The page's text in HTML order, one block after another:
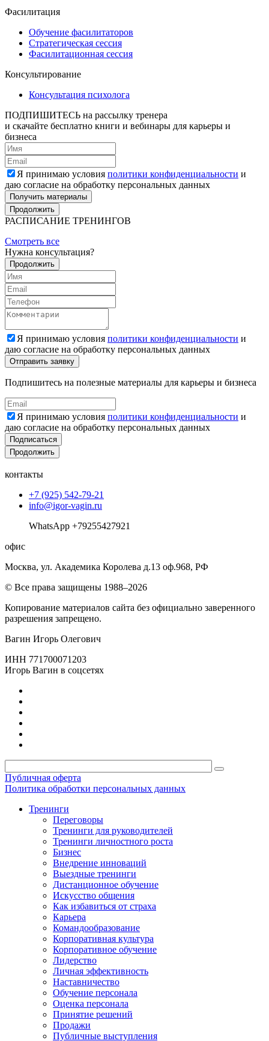
Фасилитация
Обучение фасилитаторов
Стратегическая сессия
Фасилитационная сессия
Консультирование
Консультация психолога
ПОДПИШИТЕСЬ на рассылку тренера
и скачайте бесплатно книги и вебинары для карьеры и
бизнеса
Я принимаю условия политики конфиденциальности и
даю согласие на обработку персональных данных
Получить материалы
Продолжить
РАСПИСАНИЕ ТРЕНИНГОВ
Смотреть все
Нужна консультация?
Продолжить
Я принимаю условия политики конфиденциальности и
даю согласие на обработку персональных данных
Подпишитесь на полезные материалы для карьеры и бизнеса
Я принимаю условия политики конфиденциальности и
даю согласие на обработку персональных данных
Подписаться
Продолжить
контакты
+7 (925) 542-79-21
info@igor-vagin.ru
WhatsApp +79255427921
офис
Москва, ул. Академика Королева д.13 оф.968, РФ
© Все права защищены 1988–2026
Копирование материалов сайта без официально заверенного
разрешения запрещено.
Вагин Игорь Олегович
ИНН 771700071203
Игорь Вагин в соцсетях
Публичная оферта
Политика обработки персональных данных
Тренинги
Переговоры
Тренинги для руководителей
Тренинги личностного роста
Бизнес
Внедрение инноваций
Выездные тренинги
Дистанционное обучение
Искусство общения
Как избавиться от страха
Карьера
Командообразование
Корпоративная культура
Корпоративное обучение
Лидерство
Личная эффективность
Наставничество
Обучение персонала
Оценка персонала
Принятие решений
Продажи
Публичные выступления